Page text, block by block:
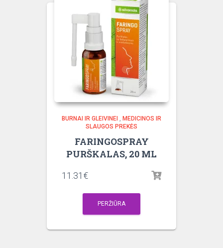
BURNAI IR GLEIVINEI , MEDICINOS IR
SLAUGOS PREKĖS
FARINGOSPRAY
PURŠKALAS, 20 ML
11.31 €
PERŽIŪRA